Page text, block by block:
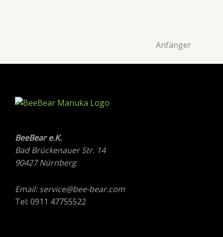
Anfänger
BeeBear e.K.
Bad Brückenauer Str. 14
90427 Nürnberg
Email: service@bee-bear.com
Tel: 0911 47755522